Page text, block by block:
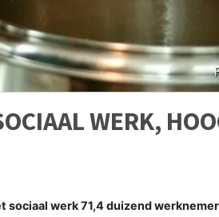
WERK,
werk 71,4 duizend